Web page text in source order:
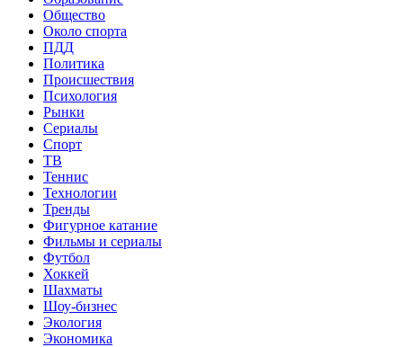
Общество
Около спорта
ПДД
Политика
Происшествия
Психология
Рынки
Сериалы
Спорт
ТВ
Теннис
Технологии
Тренды
Фигурное катание
Фильмы и сериалы
Футбол
Хоккей
Шахматы
Шоу-бизнес
Экология
Экономика